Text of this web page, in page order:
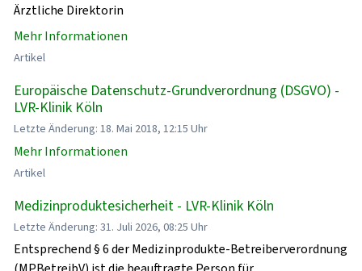
Ärztliche Direktorin
Mehr Informationen
Artikel
Europäische Datenschutz-Grundverordnung (DSGVO) -
LVR-Klinik Köln
Letzte Änderung: 18. Mai 2018, 12:15 Uhr
Mehr Informationen
Artikel
Medizinproduktesicherheit - LVR-Klinik Köln
Letzte Änderung: 31. Juli 2026, 08:25 Uhr
Entsprechend § 6 der Medizinprodukte-Betreiberverordnung